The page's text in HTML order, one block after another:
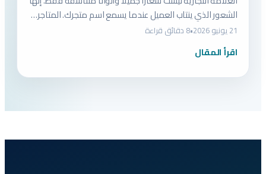
الشعور الذي ينتاب العميل عندما يسمع اسم متجرك. المتاجر…
21 يونيو 2026 •8 دقائق قراءة
اقرأ المقال